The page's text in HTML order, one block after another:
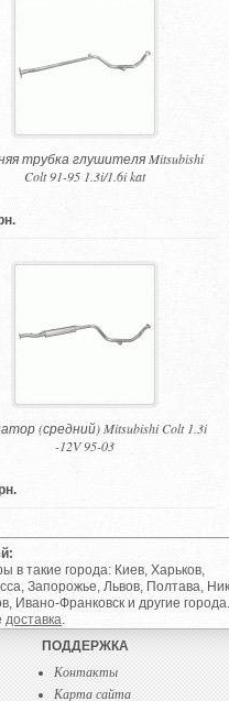
трубка глушителя Mitsubishi
Colt 91-95 1.3i/1.6i kat
(средний) Mitsubishi Colt 1.3i
-12V 95-03
в такие города: Киев, Харьков,
Запорожье, Львов, Полтава,
Ивано-Франковск и другие города.
доставка
ПОДДЕРЖКА
Контакты
Карта сайта